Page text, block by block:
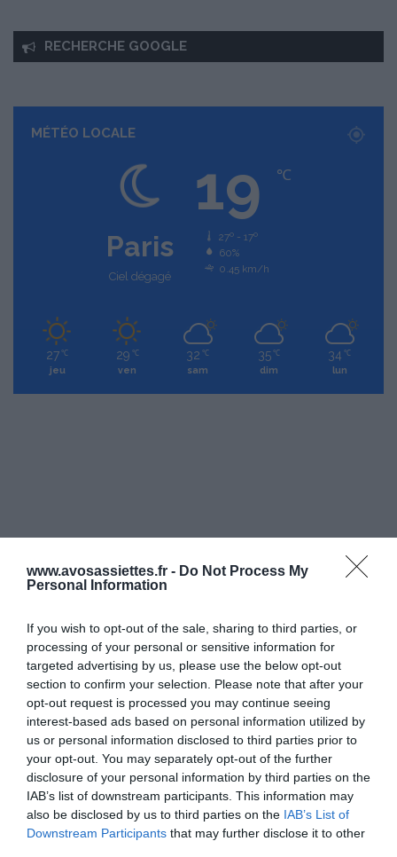
www.avosassiettes.fr - Do Not Process My
Personal Information
If you wish to opt-out of the sale, sharing to third parties, or
processing of your personal or sensitive information for
targeted advertising by us, please use the below opt-out
section to confirm your selection. Please note that after your
opt-out request is processed you may continue seeing
interest-based ads based on personal information utilized by
us or personal information disclosed to third parties prior to
your opt-out. You may separately opt-out of the further
disclosure of your personal information by third parties on the
IAB’s list of downstream participants. This information may
also be disclosed by us to third parties on the IAB’s List of
Downstream Participants that may further disclose it to other
RECHERCHE GOOGLE
MÉTÉO LOCALE
Paris
Ciel dégagé
19 ℃
27º - 17º
60%
0.45 km/h
27 ℃
jeu
29 ℃
ven
32 ℃
sam
35 ℃
dim
34 ℃
lun